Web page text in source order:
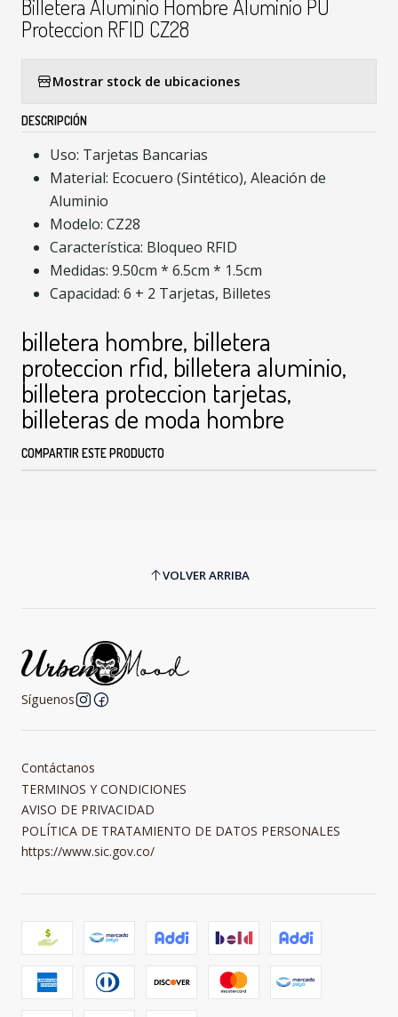
Billetera Aluminio Hombre Aluminio PU
Proteccion RFID CZ28
Mostrar stock de ubicaciones
DESCRIPCIÓN
Uso: Tarjetas Bancarias
Material: Ecocuero (Sintético), Aleación de
Aluminio
Modelo: CZ28
Característica: Bloqueo RFID
Medidas: 9.50cm * 6.5cm * 1.5cm
Capacidad: 6 + 2 Tarjetas, Billetes
billetera hombre, billetera
proteccion rfid, billetera aluminio,
billetera proteccion tarjetas,
billeteras de moda hombre
COMPARTIR ESTE PRODUCTO
VOLVER ARRIBA
Síguenos
Contáctanos
TERMINOS Y CONDICIONES
AVISO DE PRIVACIDAD
POLÍTICA DE TRATAMIENTO DE DATOS PERSONALES
https://www.sic.gov.co/